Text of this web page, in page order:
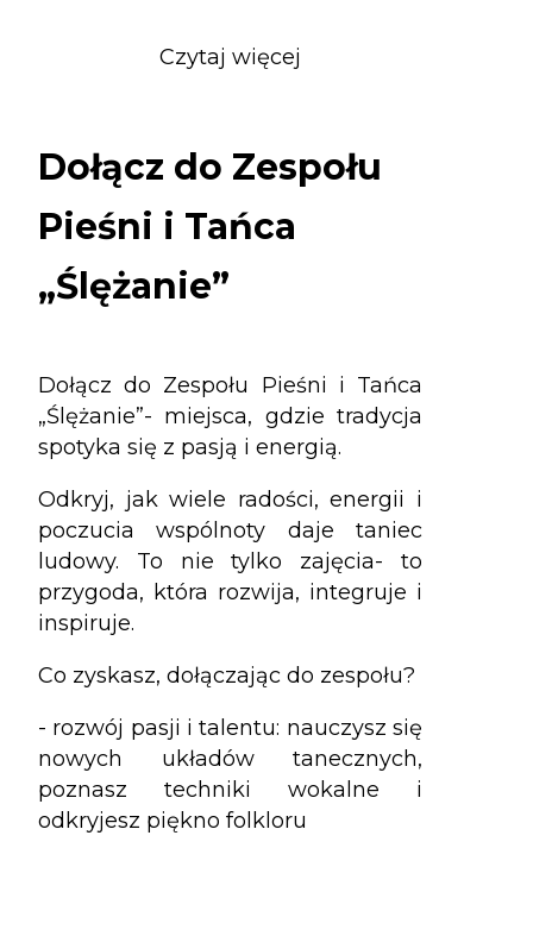
Czytaj więcej
Zespołu
Pieśni
Dołącz do Zespołu
Pieśni i Tańca
„Ślężanie”
Dołącz do Zespołu Pieśni i Tańca
„Ślężanie”- miejsca, gdzie tradycja
spotyka się z pasją i energią.
Odkryj, jak wiele radości, energii i
poczucia wspólnoty daje taniec
ludowy. To nie tylko zajęcia- to
przygoda, która rozwija, integruje i
inspiruje.
Co zyskasz, dołączając do zespołu?
- rozwój pasji i talentu: nauczysz się
nowych układów tanecznych,
poznasz techniki wokalne i
odkryjesz piękno folkloru